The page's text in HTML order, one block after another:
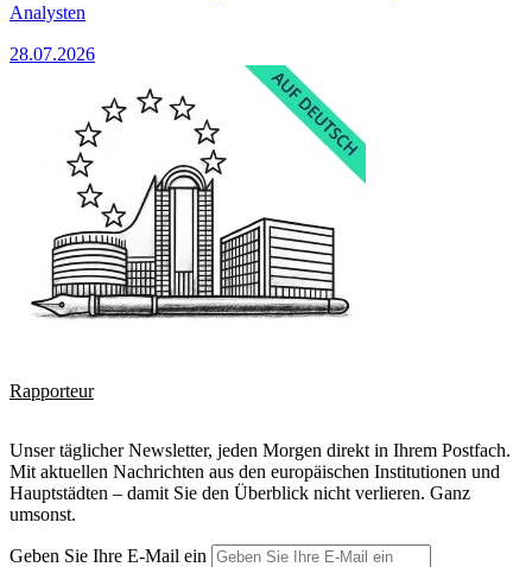
Analysten
28.07.2026
Rapporteur
Unser täglicher Newsletter, jeden Morgen direkt in Ihrem Postfach.
Mit aktuellen Nachrichten aus den europäischen Institutionen und
Hauptstädten – damit Sie den Überblick nicht verlieren. Ganz
umsonst.
Geben Sie Ihre E-Mail ein